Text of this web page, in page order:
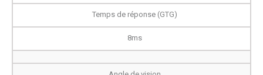
Temps de réponse (GTG)
8ms